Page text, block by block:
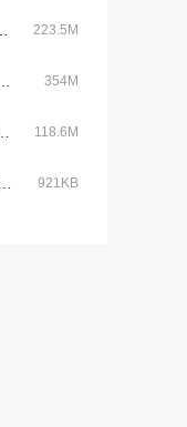
223.5M
354M
118.6M
921KB